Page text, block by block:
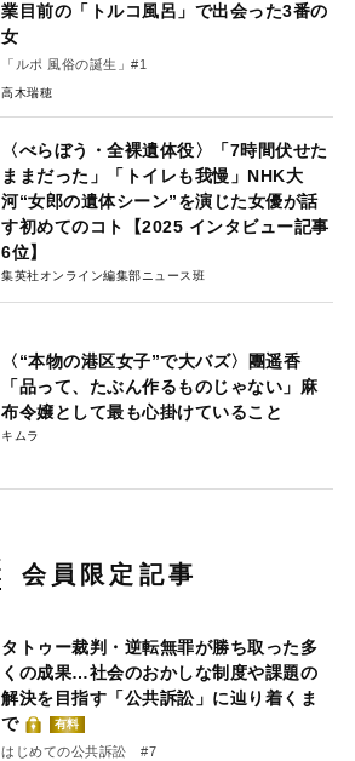
業目前の「トルコ風呂」で出会った3番の
女
「ルポ 風俗の誕生」#1
高木瑞穂
〈べらぼう・全裸遺体役〉「7時間伏せた
ままだった」「トイレも我慢」NHK大
河“女郎の遺体シーン”を演じた女優が話
す初めてのコト【2025 インタビュー記事
6位】
集英社オンライン編集部ニュース班
〈“本物の港区女子”で大バズ〉團遥香
「品って、たぶん作るものじゃない」麻
布令嬢として最も心掛けていること
キムラ
会員限定記事
タトゥー裁判・逆転無罪が勝ち取った多
くの成果…社会のおかしな制度や課題の
解決を目指す「公共訴訟」に辿り着くま
で
有料
はじめての公共訴訟 #7